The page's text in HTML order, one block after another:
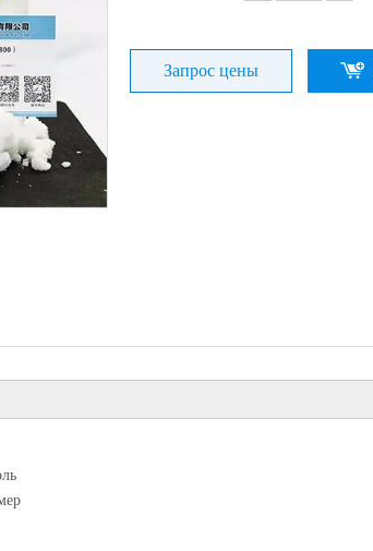
Запрос цены